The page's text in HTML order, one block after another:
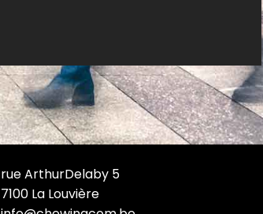
rue ArthurDelaby 5
7100 La Louvière